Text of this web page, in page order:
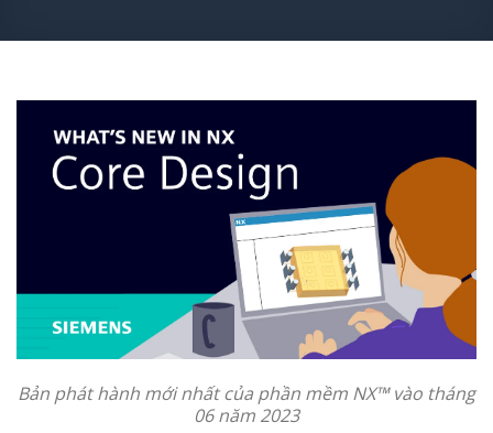
Bản phát hành mới nhất của phần mềm NX™ vào tháng
06 năm 2023